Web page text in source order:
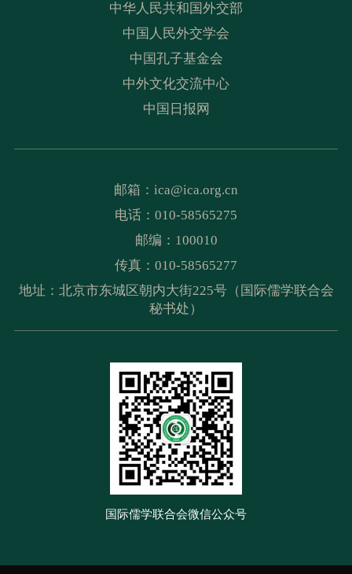
中华人民共和国外交部
中国人民外交学会
中国孔子基金会
中外文化交流中心
中国日报网
邮箱： ica@ica.org.cn
电话：010-58565275
邮编：100010
传真：010-58565277
地址：北京市东城区朝内大街225号（国际儒学联合会
秘书处）
国际儒学联合会微信公众号